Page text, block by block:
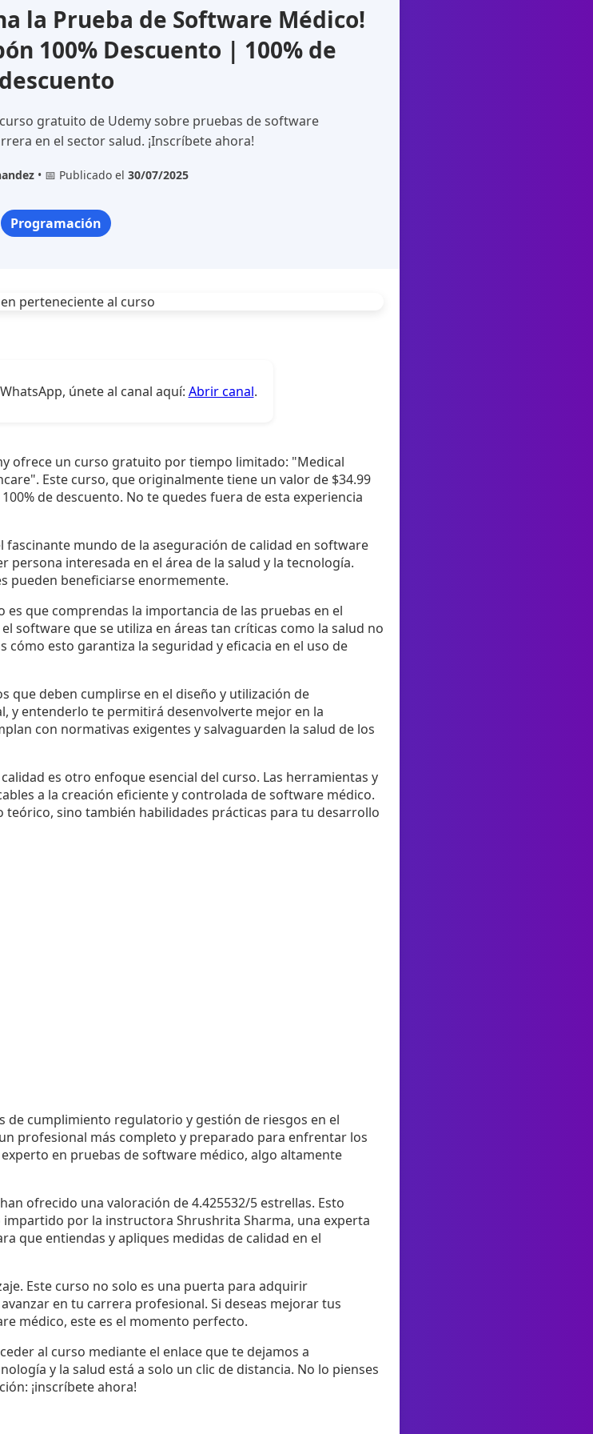
la Prueba de Software Médico!
100% Descuento | 100% de
descuento
gratuito de Udemy sobre pruebas de software
en el sector salud. ¡Inscríbete ahora!
• 📅 Publicado el 30/07/2025
Programación
únete al canal aquí: Abrir canal.
ofrece un curso gratuito por tiempo limitado: "Medical
Este curso, que originalmente tiene un valor de $34.99
de descuento. No te quedes fuera de esta experiencia
fascinante mundo de la aseguración de calidad en software
persona interesada en el área de la salud y la tecnología.
pueden beneficiarse enormemente.
que comprendas la importancia de las pruebas en el
software que se utiliza en áreas tan críticas como la salud no
cómo esto garantiza la seguridad y eficacia en el uso de
que deben cumplirse en el diseño y utilización de
y entenderlo te permitirá desenvolverte mejor en la
con normativas exigentes y salvaguarden la salud de los
es otro enfoque esencial del curso. Las herramientas y
a la creación eficiente y controlada de software médico.
sino también habilidades prácticas para tu desarrollo
de cumplimiento regulatorio y gestión de riesgos en el
profesional más completo y preparado para enfrentar los
en pruebas de software médico, algo altamente
ofrecido una valoración de 4.425532/5 estrellas. Esto
por la instructora Shrushrita Sharma, una experta
que entiendas y apliques medidas de calidad en el
Este curso no solo es una puerta para adquirir
en tu carrera profesional. Si deseas mejorar tus
médico, este es el momento perfecto.
al curso mediante el enlace que te dejamos a
y la salud está a solo un clic de distancia. No lo pienses
¡inscríbete ahora!